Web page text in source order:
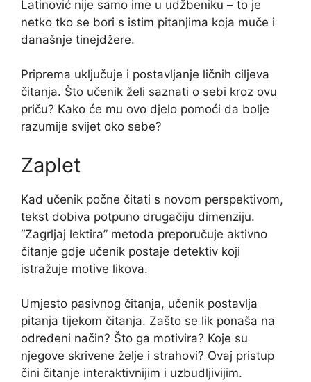
Latinović nije samo ime u udžbeniku – to je
netko tko se bori s istim pitanjima koja muče i
današnje tinejdžere.
Priprema uključuje i postavljanje ličnih ciljeva
čitanja. Što učenik želi saznati o sebi kroz ovu
priču? Kako će mu ovo djelo pomoći da bolje
razumije svijet oko sebe?
Zaplet
Kad učenik počne čitati s novom perspektivom,
tekst dobiva potpuno drugačiju dimenziju.
“Zagrljaj lektira” metoda preporučuje aktivno
čitanje gdje učenik postaje detektiv koji
istražuje motive likova.
Umjesto pasivnog čitanja, učenik postavlja
pitanja tijekom čitanja. Zašto se lik ponaša na
određeni način? Što ga motivira? Koje su
njegove skrivene želje i strahovi? Ovaj pristup
čini čitanje interaktivnijim i uzbudljivijim.